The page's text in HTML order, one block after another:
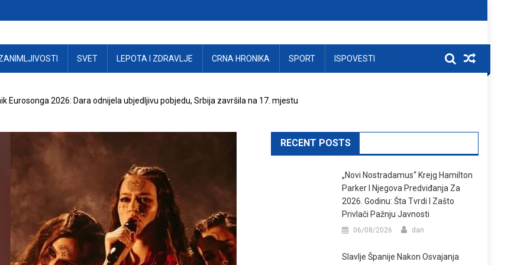
SVET LEPOTA I ZDRAVLJE CRNA HRONIKA SPORT ISPOVESTI
Eurosonga 2026: Dara odnijela ubjedljivu pobjedu, Srbija završila na 17. mjestu
RECENT POSTS
„Novi Nostradamus“ Krejg Hamilton
Parker I Njegova Predviđanja Za
2026. Godinu: Šta Tvrdi I Zašto
Privlači Pažnju Javnosti
06/08/2026 dan
Slavlje Španije Nakon Osvajanja